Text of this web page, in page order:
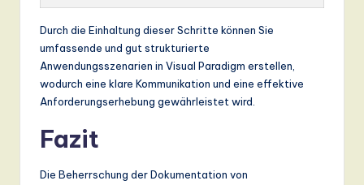
Durch die Einhaltung dieser Schritte können Sie
umfassende und gut strukturierte
Anwendungsszenarien in Visual Paradigm erstellen,
wodurch eine klare Kommunikation und eine effektive
Anforderungserhebung gewährleistet wird.
Fazit
Die Beherrschung der Dokumentation von